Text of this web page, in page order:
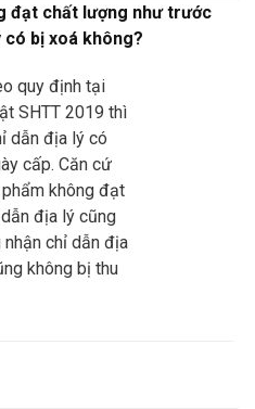
đạt chất lượng như trước
bị xoá không?
quy định tại
SHTT 2019 thì
dẫn địa lý có
cấp. Căn cứ
không đạt
địa lý cũng
chỉ dẫn địa
không bị thu